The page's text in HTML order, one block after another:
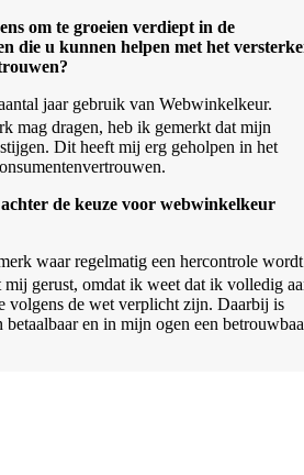
om te groeien verdiept in de
die u kunnen helpen met het
jaar gebruik van Webwinkelkeur.
mag dragen, heb ik gemerkt dat mijn
Dit heeft mij erg geholpen in het
de keuze voor webwinkelkeur
waar regelmatig een hercontrole wordt
gerust, omdat ik weet dat ik volledig
volgens de wet verplicht zijn. Daarbij is
en in mijn ogen een